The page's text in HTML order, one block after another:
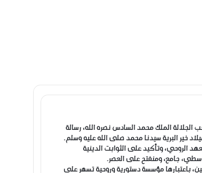
الملك محمد السادس نصره الله، رسالة
خير البرية سيدنا محمد صلى الله عليه وسلم.
الروحي، وتأكيد على الثوابت الدينية
وسطي، جامع، ومنفتح على العصر.
باعتبارها مؤسسة دستورية وروحية تسهر على